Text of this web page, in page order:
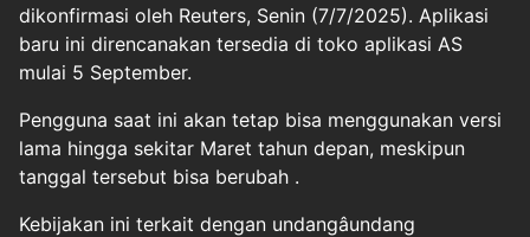
dikonfirmasi oleh Reuters, Senin (7/7/2025). Aplikasi
baru ini direncanakan tersedia di toko aplikasi AS
mulai 5 September.
Pengguna saat ini akan tetap bisa menggunakan versi
lama hingga sekitar Maret tahun depan, meskipun
tanggal tersebut bisa berubah .
Kebijakan ini terkait dengan undangâundang